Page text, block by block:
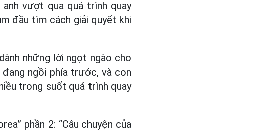
vượt qua quá trình quay
đầu tìm cách giải quyết khi
những lời ngọt ngào cho
ngồi phía trước, và con
trong suốt quá trình quay
phần 2: “Câu chuyện của